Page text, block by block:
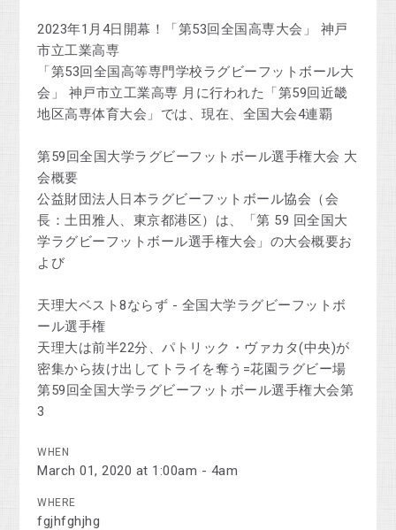
2023年1月4日開幕！「第53回全国高専大会」 神戸
市立工業高専
「第53回全国高等専門学校ラグビーフットボール大
会」 神戸市立工業高専 月に行われた「第59回近畿
地区高専体育大会」では、現在、全国大会4連覇
第59回全国大学ラグビーフットボール選手権大会 大
会概要
公益財団法人日本ラグビーフットボール協会（会
長：土田雅人、東京都港区）は、「第 59 回全国大
学ラグビーフットボール選手権大会」の大会概要お
よび
天理大ベスト8ならず - 全国大学ラグビーフットボ
ール選手権
天理大は前半22分、パトリック・ヴァカタ(中央)が
密集から抜け出してトライを奪う=花園ラグビー場
第59回全国大学ラグビーフットボール選手権大会第
3
WHEN
March 01, 2020 at 1:00am - 4am
WHERE
fgjhfghjhg